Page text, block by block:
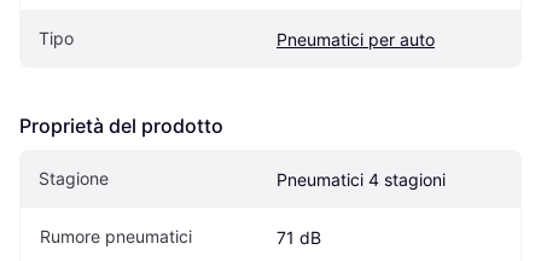
Tipo Pneumatici per auto
Proprietà del prodotto
Stagione Pneumatici 4 stagioni
Rumore pneumatici 71 dB